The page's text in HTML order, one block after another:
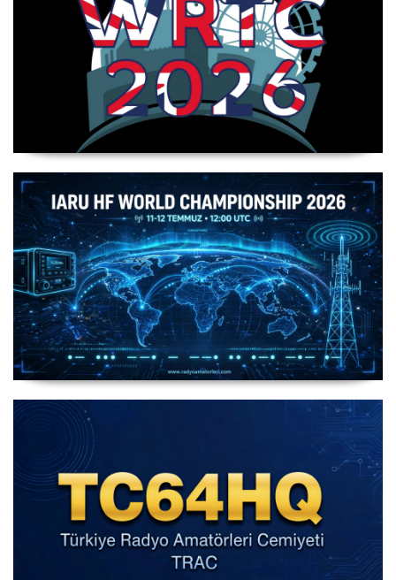
WRTC 2026 Şampiyonu Litvanya Takımı
IARU HF World Championship 2026